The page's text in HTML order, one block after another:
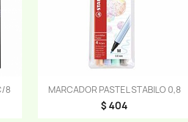
8 MARCADOR PASTEL STABILO 0,8
$ 404
Vista rápida